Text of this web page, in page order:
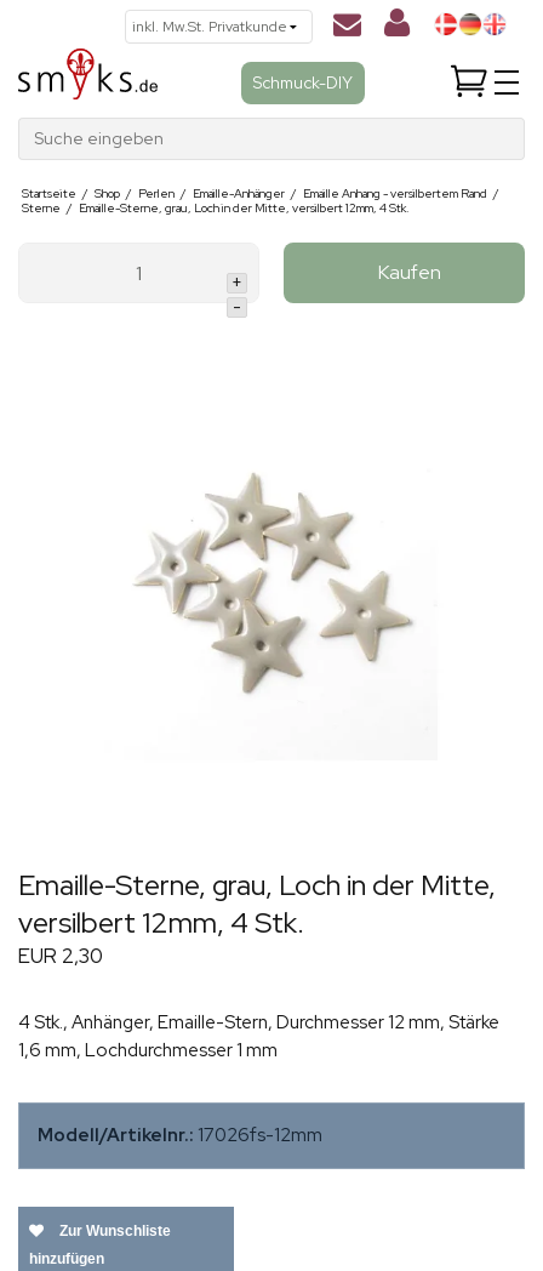
Schmuck-DIY
Suche eingeben
Startseite / Shop / Perlen / Emaille-Anhänger / Emaille Anhang - versilbertem Rand /
Sterne / Emaille-Sterne, grau, Loch in der Mitte, versilbert 12mm, 4 Stk.
+
-
Kaufen
Emaille-Sterne, grau, Loch in der Mitte,
versilbert 12mm, 4 Stk.
EUR 2,30
4 Stk., Anhänger, Emaille-Stern, Durchmesser 12 mm, Stärke
1,6 mm, Lochdurchmesser 1 mm
Modell/Artikelnr.: 17026fs-12mm
Zur Wunschliste
hinzufügen